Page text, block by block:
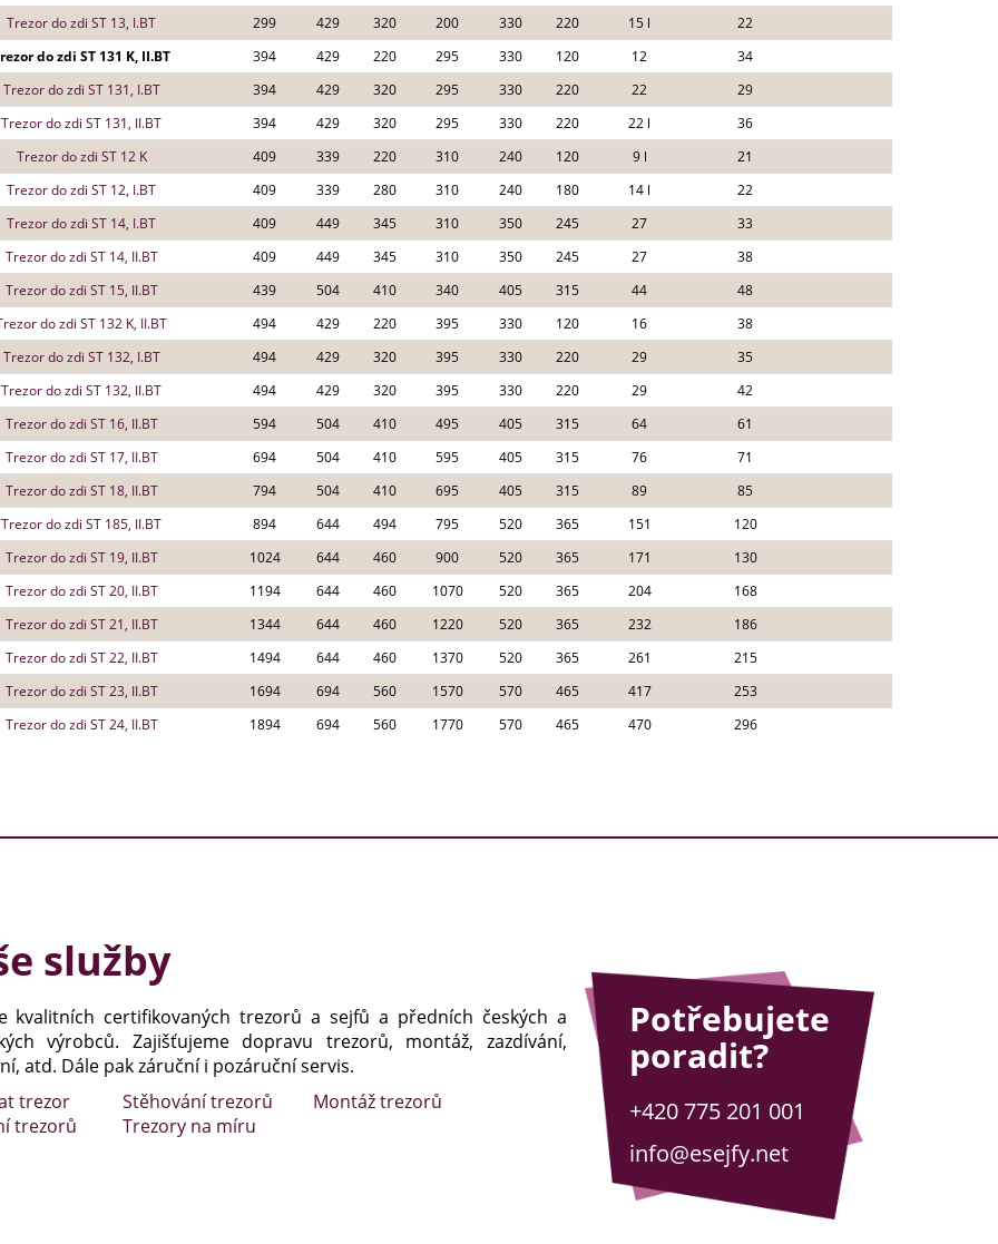
Trezor do zdi ST 13, I.BT
299 429 320 200 330 220 15 l
22
do zdi ST 131 K, II.BT
394 429 220 295 330 120 12
34
Trezor do zdi ST 131, I.BT
394 429 320 295 330 220 22
29
Trezor do zdi ST 131, II.BT
394 429 320 295 330 220 22 l
36
Trezor do zdi ST 12 K
409 339 220 310 240 120 9 l
21
Trezor do zdi ST 12, I.BT
409 339 280 310 240 180 14 l
22
Trezor do zdi ST 14, I.BT
409 449 345 310 350 245 27
33
Trezor do zdi ST 14, II.BT
409 449 345 310 350 245 27
38
Trezor do zdi ST 15, II.BT
439 504 410 340 405 315 44
48
do zdi ST 132 K, II.BT
494 429 220 395 330 120 16
38
Trezor do zdi ST 132, I.BT
494 429 320 395 330 220 29
35
Trezor do zdi ST 132, II.BT
494 429 320 395 330 220 29
42
Trezor do zdi ST 16, II.BT
594 504 410 495 405 315 64
61
Trezor do zdi ST 17, II.BT
694 504 410 595 405 315 76
71
Trezor do zdi ST 18, II.BT
794 504 410 695 405 315 89
85
Trezor do zdi ST 185, II.BT
894 644 494 795 520 365 151
120
Trezor do zdi ST 19, II.BT
1024 644 460 900 520 365 171
130
Trezor do zdi ST 20, II.BT
1194 644 460 1070 520 365 204
168
Trezor do zdi ST 21, II.BT
1344 644 460 1220 520 365 232
186
Trezor do zdi ST 22, II.BT
1494 644 460 1370 520 365 261
215
Trezor do zdi ST 23, II.BT
1694 694 560 1570 570 465 417
253
Trezor do zdi ST 24, II.BT
1894 694 560 1770 570 465 470 296
služby
kvalitních certifikovaných trezorů a sejfů a předních českých a
výrobců. Zajišťujeme dopravu trezorů, montáž, zazdívání,
atd. Dále pak záruční i pozáruční servis.
trezor
Stěhování trezorů
Montáž trezorů
trezorů
Trezory na míru
Potřebujete
poradit?
+420 775 201 001
info@esejfy.net